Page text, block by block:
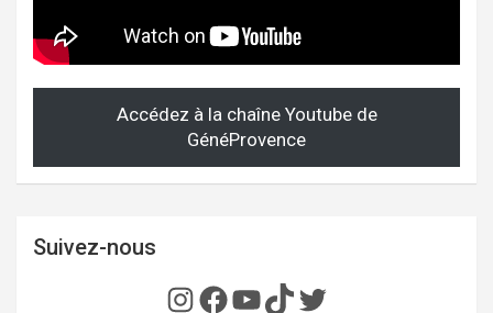
Accédez à la chaîne Youtube de
GénéProvence
Suivez-nous
Instagram
Facebook
YouTube
TikTok
Twitter